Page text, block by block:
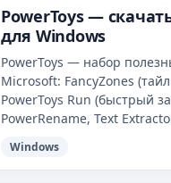
PowerToys —
для Windows
PowerToys — набор
Microsoft: FancyZones
PowerToys Run (быстрый
PowerRename, Text
Windows